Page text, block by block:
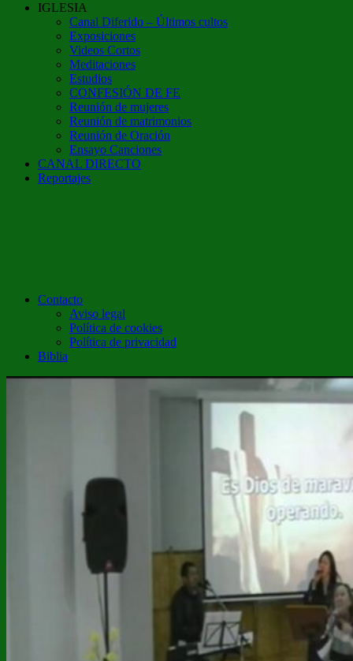
IGLESIA
Canal Diferido – Últimos cultos
Exposiciones
Videos Cortos
Meditaciones
Estudios
CONFESIÓN DE FE
Reunión de mujeres
Reunión de matrimonios
Reunión de Oración
Ensayo Canciones
CANAL DIRECTO
Reportajes
Contacto
Aviso legal
Política de cookies
Política de privacidad
Biblia